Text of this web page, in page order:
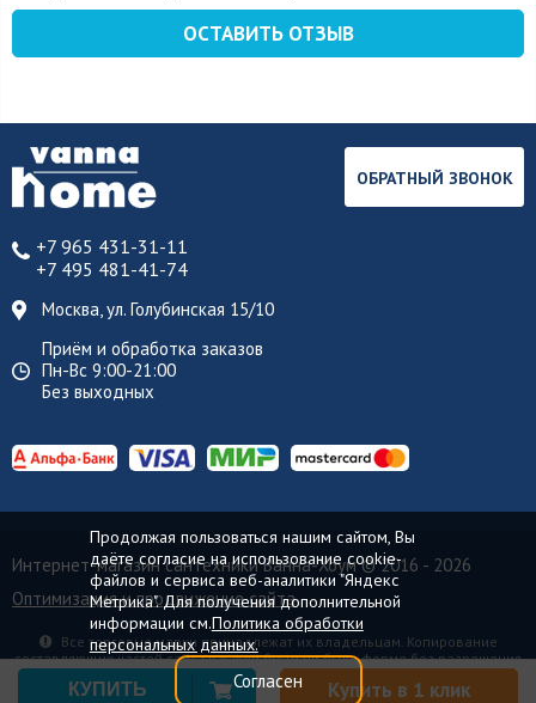
Купить в 1 клик
ОСТАВИТЬ ОТЗЫВ
+7 965 431-31-11
+7 495 481-41-74
Москва, ул. Голубинская 15/10
Приём и обработка заказов
Пн-Вс 9:00-21:00
Без выходных
ОБРАТНЫЙ ЗВОНОК
Интернет-магазин сантехники Ванна-Хоум© 2016 - 2026
Оптимизация и продвижение сайта
Все торговые марки принадлежат их владельцам. Копирование
составляющих частей сайта в какой бы то ни было форме без разрешения
владельца авторских прав запрещено.
Продолжая пользоваться нашим сайтом, Вы
даёте согласие на использование cookie-
файлов и сервиса веб-аналитики "Яндекс
Метрика". Для получения дополнительной
информации см.Политика обработки
персональных данных.
Согласен